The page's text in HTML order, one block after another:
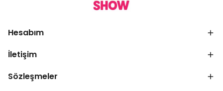
Hesabım
İletişim
Sözleşmeler